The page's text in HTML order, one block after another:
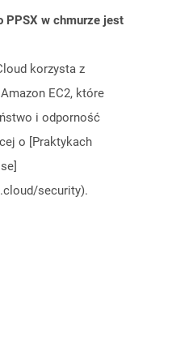
PPSX w chmurze jest
korzysta z
EC2, które
i odporność
o [Praktykach
security).